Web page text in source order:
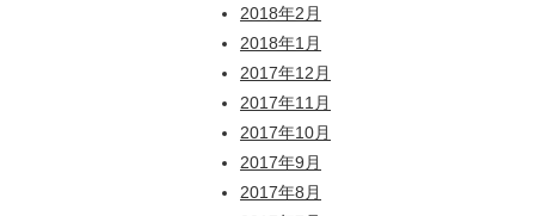
2018年2月
2018年1月
2017年12月
2017年11月
2017年10月
2017年9月
2017年8月